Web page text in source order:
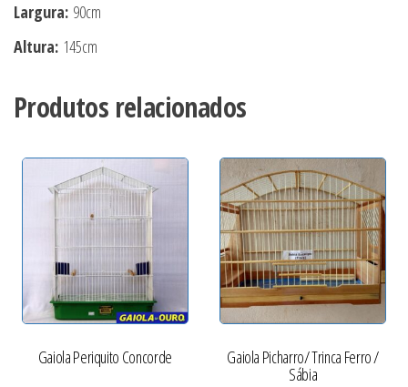
Largura: 90cm
Altura: 145cm
Produtos relacionados
Gaiola Periquito Concorde Gaiola Picharro/ Trinca Ferro /
Sábia